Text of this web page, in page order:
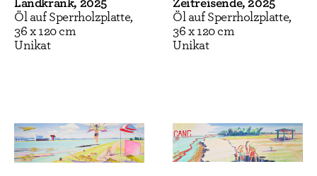
modernen menschlichen Existenz bewusst. Hierin
liegt die große Stärke von Anna Meyers Kunst,
sich und der anderen im gemeinsamen Umgang
„Meyers Werke sortieren sich in verschiedene
Öl auf Sperrholzplatte,
36 x 120 cm
Unikat
Öl auf Sperrholzplatte,
36 x 120 cm
Unikat